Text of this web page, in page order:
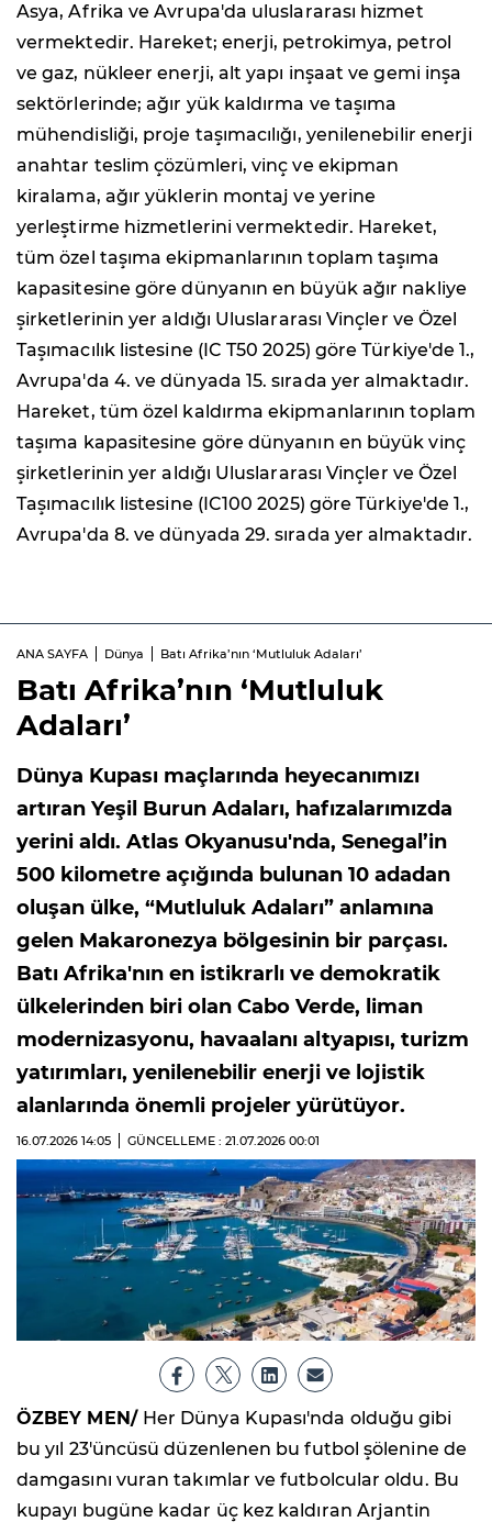
Asya, Afrika ve Avrupa'da uluslararası hizmet
vermektedir. Hareket; enerji, petrokimya, petrol
ve gaz, nükleer enerji, alt yapı inşaat ve gemi inşa
sektörlerinde; ağır yük kaldırma ve taşıma
mühendisliği, proje taşımacılığı, yenilenebilir enerji
anahtar teslim çözümleri, vinç ve ekipman
kiralama, ağır yüklerin montaj ve yerine
yerleştirme hizmetlerini vermektedir. Hareket,
tüm özel taşıma ekipmanlarının toplam taşıma
kapasitesine göre dünyanın en büyük ağır nakliye
şirketlerinin yer aldığı Uluslararası Vinçler ve Özel
Taşımacılık listesine (IC T50 2025) göre Türkiye'de 1.,
Avrupa'da 4. ve dünyada 15. sırada yer almaktadır.
Hareket, tüm özel kaldırma ekipmanlarının toplam
taşıma kapasitesine göre dünyanın en büyük vinç
şirketlerinin yer aldığı Uluslararası Vinçler ve Özel
Taşımacılık listesine (IC100 2025) göre Türkiye'de 1.,
Avrupa'da 8. ve dünyada 29. sırada yer almaktadır.
ANA SAYFA Dünya Batı Afrika’nın ‘Mutluluk Adaları’
Batı Afrika’nın ‘Mutluluk
Adaları’
Dünya Kupası maçlarında heyecanımızı
artıran Yeşil Burun Adaları, hafızalarımızda
yerini aldı. Atlas Okyanusu'nda, Senegal’in
500 kilometre açığında bulunan 10 adadan
oluşan ülke, “Mutluluk Adaları” anlamına
gelen Makaronezya bölgesinin bir parçası.
Batı Afrika'nın en istikrarlı ve demokratik
ülkelerinden biri olan Cabo Verde, liman
modernizasyonu, havaalanı altyapısı, turizm
yatırımları, yenilenebilir enerji ve lojistik
alanlarında önemli projeler yürütüyor.
16.07.2026 14:05 GÜNCELLEME : 21.07.2026 00:01
ÖZBEY MEN/ Her Dünya Kupası'nda olduğu gibi
bu yıl 23'üncüsü düzenlenen bu futbol şölenine de
damgasını vuran takımlar ve futbolcular oldu. Bu
kupayı bugüne kadar üç kez kaldıran Arjantin